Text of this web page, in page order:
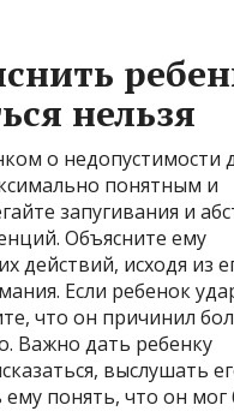
нельзя
о недопустимости
понятным и
запугивания и
Объясните ему
действий, исходя из
Если ребенок
что он причинил
Важно дать ребенку
выслушать
понять, что он мог